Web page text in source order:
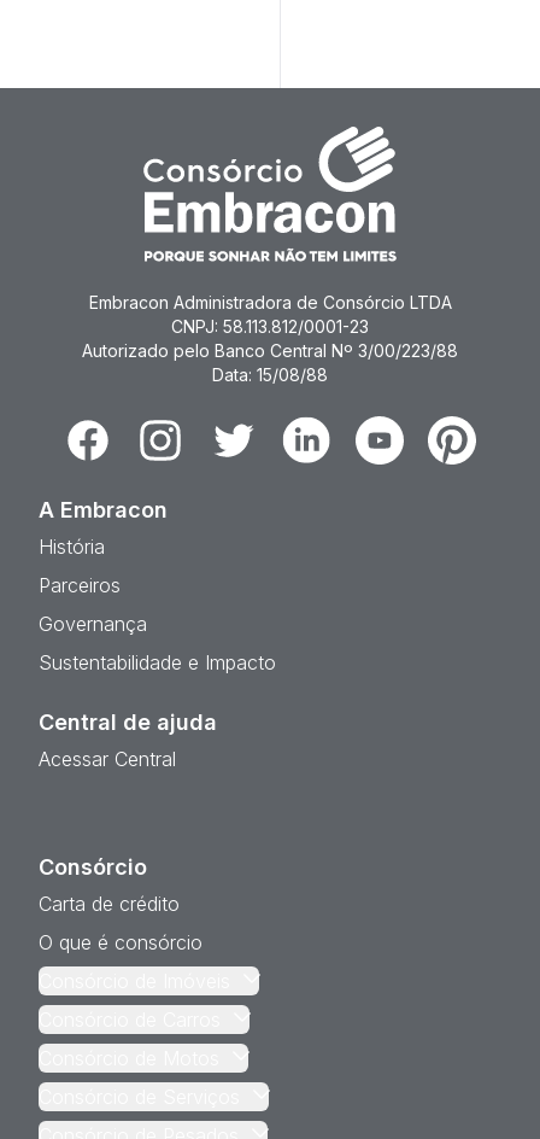
Embracon Administradora de Consórcio LTDA
CNPJ: 58.113.812/0001-23
Autorizado pelo Banco Central Nº 3/00/223/88
Data: 15/08/88
FacebookInstagramTwitter LinkedinYoutubePinterest
A Embracon
História
Parceiros
Governança
Sustentabilidade e Impacto
Central de ajuda
Acessar Central
Consórcio
Carta de crédito
O que é consórcio
Consórcio de Imóveis
Consórcio de Carros
Consórcio de Motos
Consórcio de Serviços